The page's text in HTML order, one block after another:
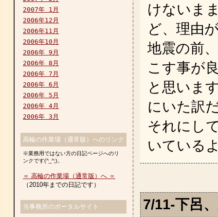
2007年 1月
2006年12月
2006年11月
2006年10月
2006年 9月
2006年 8月
2006年 7月
2006年 6月
2006年 5月
2006年 4月
2006年 3月
高輪の作業場（通常版）へのリンク
※業務用ではない方の日記ページへのリ
ンクです(^_^;)。
＝ 高輪の作業場（通常版）へ ＝
（2010年までの日記です）
当事務所のポータルサイト
けないま
ど、理由
地震の前
こす事が
と思いま
にいた訳
それにし
いている
7/11-下呂